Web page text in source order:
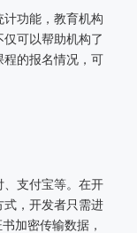
功能，教育机构
可以帮助机构了
的报名情况，可
、支付宝等。在开
式，开发者只需进
加密传输数据，